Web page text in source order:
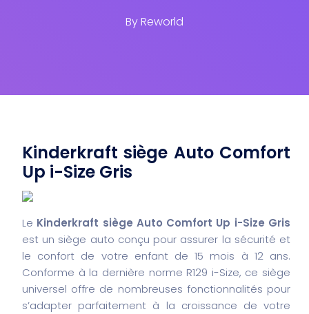
ByReworld
Kinderkraft siège Auto Comfort
Up i-Size Gris
Le Kinderkraft siège Auto Comfort Up i-Size Gris
est un siège auto conçu pour assurer la sécurité et
le confort de votre enfant de 15 mois à 12 ans.
Conforme à la dernière norme R129 i-Size, ce siège
universel offre de nombreuses fonctionnalités pour
s’adapter parfaitement à la croissance de votre